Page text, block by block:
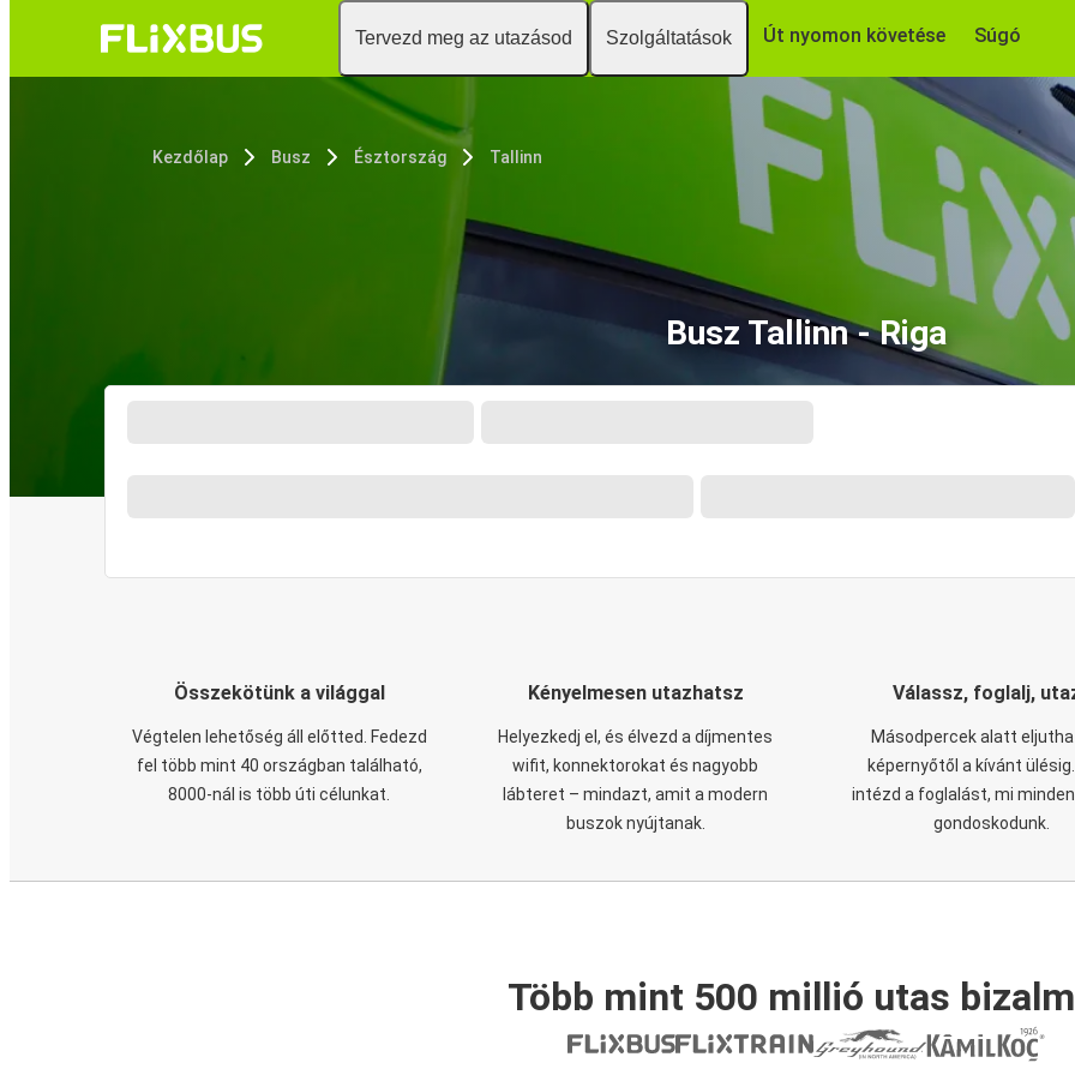
Tervezd meg az utazásod Szolgáltatások Út nyomon követése Súgó
Kezdőlap Busz Észtország Tallinn
Busz Tallinn - Riga
Összekötünk a világgal
Végtelen lehetőség áll előtted. Fedezd
fel több mint 40 országban található,
8000-nál is több úti célunkat.
Kényelmesen utazhatsz
Helyezkedj el, és élvezd a díjmentes
wifit, konnektorokat és nagyobb
lábteret – mindazt, amit a modern
buszok nyújtanak.
Válassz, foglalj,
Másodpercek alatt
képernyőtől a kívánt
intézd a foglalást, mi
gondoskodunk.
Több mint 500 millió utas